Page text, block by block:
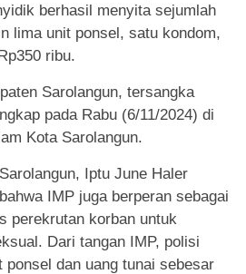
berhasil menyita sejumlah
lima unit ponsel, satu kondom,
ribu.
Sarolangun, tersangka
pada Rabu (6/11/2024) di
Kota Sarolangun.
Iptu June Haler
IMP juga berperan sebagai
perekrutan korban untuk
Dari tangan IMP, polisi
ponsel dan uang tunai sebesar